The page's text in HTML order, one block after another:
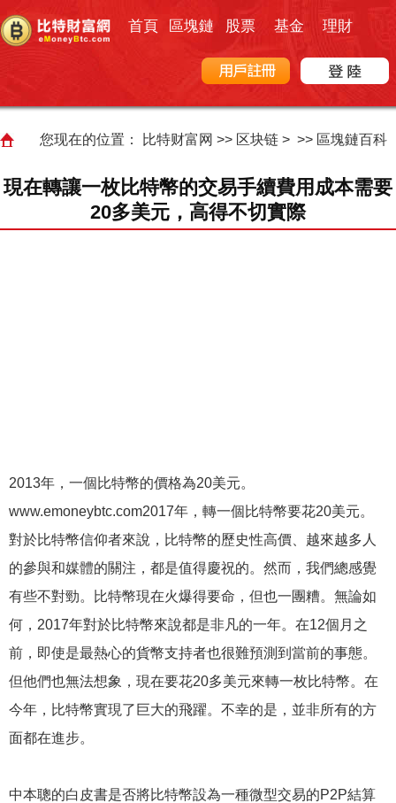
首頁 區塊鏈 股票 基金 理財
您现在的位置： 比特财富网 >> 区块链> >> 區塊鏈百科
現在轉讓一枚比特幣的交易手續費用成本需要
20多美元，高得不切實際
2013年，一個比特幣的價格為20美元。
www.emoneybtc.com2017年，轉一個比特幣要花20美元。
對於比特幣信仰者來說，比特幣的歷史性高價、越來越多人
的參與和媒體的關注，都是值得慶祝的。然而，我們總感覺
有些不對勁。比特幣現在火爆得要命，但也一團糟。無論如
何，2017年對於比特幣來說都是非凡的一年。在12個月之
前，即使是最熱心的貨幣支持者也很難預測到當前的事態。
但他們也無法想象，現在要花20多美元來轉一枚比特幣。在
今年，比特幣實現了巨大的飛躍。不幸的是，並非所有的方
面都在進步。
中本聰的白皮書是否將比特幣設為一種微型交易的P2P結算